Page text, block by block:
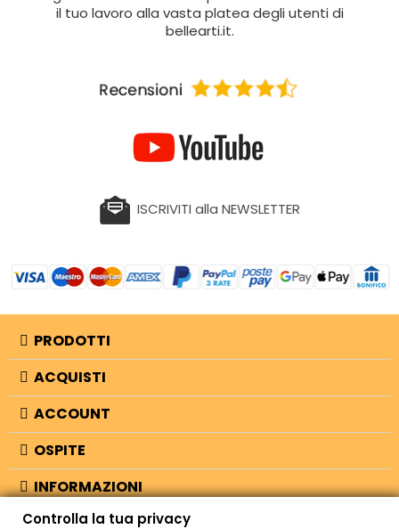
il tuo lavoro alla vasta platea degli utenti di
bellearti.it.
ISCRIVITI alla NEWSLETTER
PRODOTTI
ACQUISTI
ACCOUNT
OSPITE
INFORMAZIONI
NEGOZIO
Controlla la tua privacy